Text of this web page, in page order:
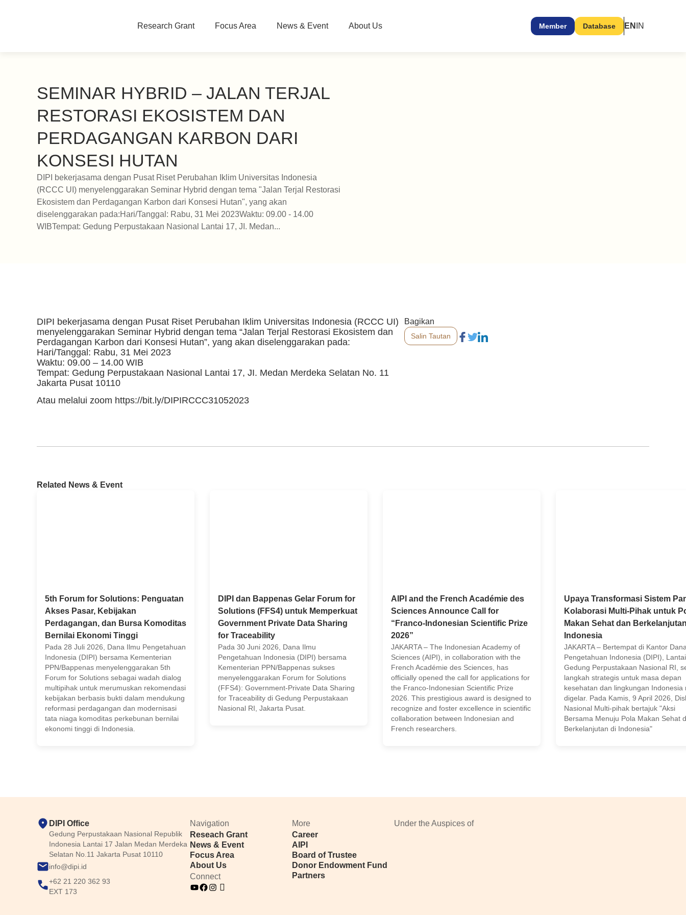
Research Grant Focus Area News & Event About Us Member Database EN IN
SEMINAR HYBRID – JALAN TERJAL
RESTORASI EKOSISTEM DAN
PERDAGANGAN KARBON DARI
KONSESI HUTAN
DIPI bekerjasama dengan Pusat Riset Perubahan Iklim Universitas Indonesia
(RCCC UI) menyelenggarakan Seminar Hybrid dengan tema "Jalan Terjal Restorasi
Ekosistem dan Perdagangan Karbon dari Konsesi Hutan", yang akan
diselenggarakan pada:Hari/Tanggal: Rabu, 31 Mei 2023Waktu: 09.00 - 14.00
WIBTempat: Gedung Perpustakaan Nasional Lantai 17, JI. Medan...
DIPI bekerjasama dengan Pusat Riset Perubahan Iklim Universitas Indonesia (RCCC UI)
menyelenggarakan Seminar Hybrid dengan tema “Jalan Terjal Restorasi Ekosistem dan
Perdagangan Karbon dari Konsesi Hutan”, yang akan diselenggarakan pada:
Hari/Tanggal: Rabu, 31 Mei 2023
Waktu: 09.00 – 14.00 WIB
Tempat: Gedung Perpustakaan Nasional Lantai 17, JI. Medan Merdeka Selatan No. 11
Jakarta Pusat 10110
Atau melalui zoom https://bit.ly/DIPIRCCC31052023
Bagikan
Salin Tautan
Related News & Event
5th Forum for Solutions: Penguatan
Akses Pasar, Kebijakan
Perdagangan, dan Bursa Komoditas
Bernilai Ekonomi Tinggi
Pada 28 Juli 2026, Dana Ilmu Pengetahuan
Indonesia (DIPI) bersama Kementerian
PPN/Bappenas menyelenggarakan 5th
Forum for Solutions sebagai wadah dialog
multipihak untuk merumuskan rekomendasi
kebijakan berbasis bukti dalam mendukung
reformasi perdagangan dan modernisasi
tata niaga komoditas perkebunan bernilai
ekonomi tinggi di Indonesia.
DIPI dan Bappenas Gelar Forum for
Solutions (FFS4) untuk Memperkuat
Government Private Data Sharing
for Traceability
Pada 30 Juni 2026, Dana Ilmu
Pengetahuan Indonesia (DIPI) bersama
Kementerian PPN/Bappenas sukses
menyelenggarakan Forum for Solutions
(FFS4): Government-Private Data Sharing
for Traceability di Gedung Perpustakaan
Nasional RI, Jakarta Pusat.
AIPI and the French Académie des
Sciences Announce Call for
“Franco-Indonesian Scientific Prize
2026”
JAKARTA – The Indonesian Academy of
Sciences (AIPI), in collaboration with the
French Académie des Sciences, has
officially opened the call for applications for
the Franco-Indonesian Scientific Prize
2026. This prestigious award is designed to
recognize and foster excellence in scientific
collaboration between Indonesian and
French researchers.
Upaya Transformasi Sistem
Kolaborasi Multi-Pihak untuk
Makan Sehat dan
Indonesia
JAKARTA – Bertempat di Kantor
Pengetahuan Indonesia (DIPI),
Gedung Perpustakaan Nasional RI,
langkah strategis untuk masa depan
kesehatan dan lingkungan Indonesia
digelar. Pada Kamis, 9 April 2026,
Nasional Multi-pihak bertajuk "Aksi
Bersama Menuju Pola Makan Sehat
Berkelanjutan di Indonesia"
DIPI Office
Gedung Perpustakaan Nasional Republik
Indonesia Lantai 17 Jalan Medan Merdeka
Selatan No.11 Jakarta Pusat 10110
info@dipi.id
+62 21 220 362 93
EXT 173
Navigation
Reseach Grant
News & Event
Focus Area
About Us
Connect
More
Career
AIPI
Board of Trustee
Donor Endowment Fund
Partners
Under the Auspices of